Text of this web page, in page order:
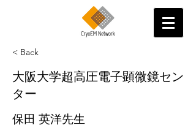
< Back
大阪大学超高圧電子顕微鏡セン
ター
保田 英洋先生